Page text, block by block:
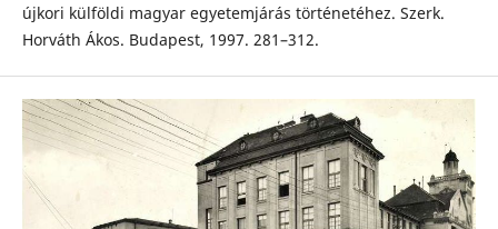
újkori külföldi magyar egyetemjárás történetéhez. Szerk.
Horváth Ákos. Budapest, 1997. 281–312.